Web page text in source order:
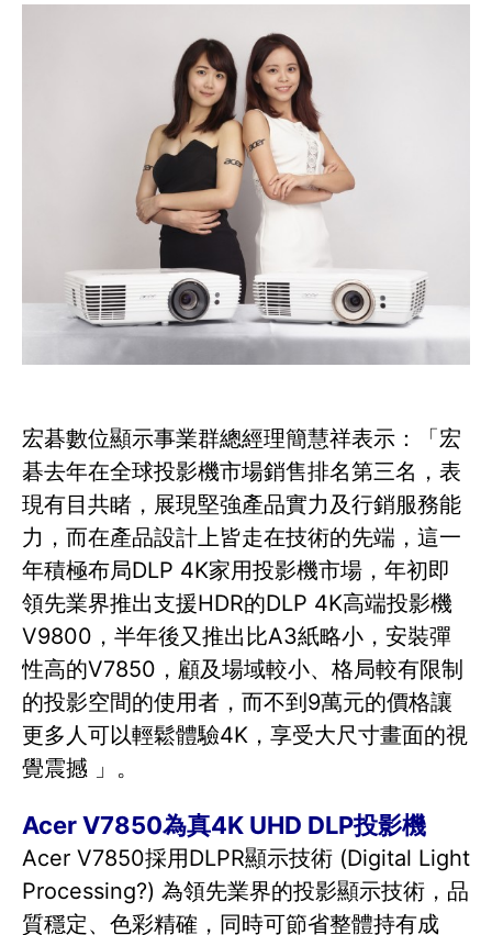
宏碁數位顯示事業群總經理簡慧祥表示：「宏
碁去年在全球投影機市場銷售排名第三名，表
現有目共睹，展現堅強產品實力及行銷服務能
力，而在產品設計上皆走在技術的先端，這一
年積極布局DLP 4K家用投影機市場，年初即
領先業界推出支援HDR的DLP 4K高端投影機
V9800，半年後又推出比A3紙略小，安裝彈
性高的V7850，顧及場域較小、格局較有限制
的投影空間的使用者，而不到9萬元的價格讓
更多人可以輕鬆體驗4K，享受大尺寸畫面的視
覺震撼 」。
Acer V7850為真4K UHD DLP投影機
Acer V7850採用DLPR顯示技術 (Digital Light
Processing?) 為領先業界的投影顯示技術，品
質穩定、色彩精確，同時可節省整體持有成